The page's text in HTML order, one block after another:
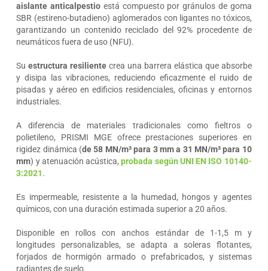
aislante anticalpestio está compuesto por gránulos de goma
SBR (estireno-butadieno) aglomerados con ligantes no tóxicos,
garantizando un contenido reciclado del 92% procedente de
neumáticos fuera de uso (NFU).
Suestructura resiliente crea una barrera elástica que absorbe
y disipa las vibraciones, reduciendo eficazmente el ruido de
pisadas y aéreo en edificios residenciales, oficinas y entornos
industriales.
A diferencia de materiales tradicionales como fieltros o
polietileno, PRISMI MGE ofrece prestaciones superiores en
rigidez dinámica (de 58 MN/m³ para 3 mm a 31 MN/m³ para 10
mm) y atenuación acústica,probada según UNI EN ISO 10140-
3:2021.
Es impermeable, resistente a la humedad, hongos y agentes
químicos, con una duración estimada superior a 20 años.
Disponible en rollos con anchos estándar de 1-1,5 m y
longitudes personalizables, se adapta a soleras flotantes,
forjados de hormigón armado o prefabricados, y sistemas
radiantes de suelo.